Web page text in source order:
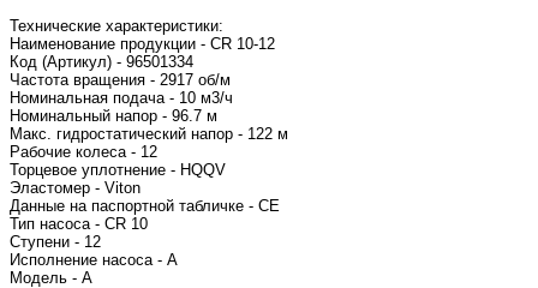
Технические характеристики:
Наименование продукции - CR 10-12
Код (Артикул) - 96501334
Частота вращения - 2917 об/м
Номинальная подача - 10 м3/ч
Номинальный напор - 96.7 м
Макс. гидростатический напор - 122 м
Рабочие колеса - 12
Торцевое уплотнение - HQQV
Эластомер - Viton
Данные на паспортной табличке - CE
Тип насоса - CR 10
Ступени - 12
Исполнение насоса - A
Модель - A